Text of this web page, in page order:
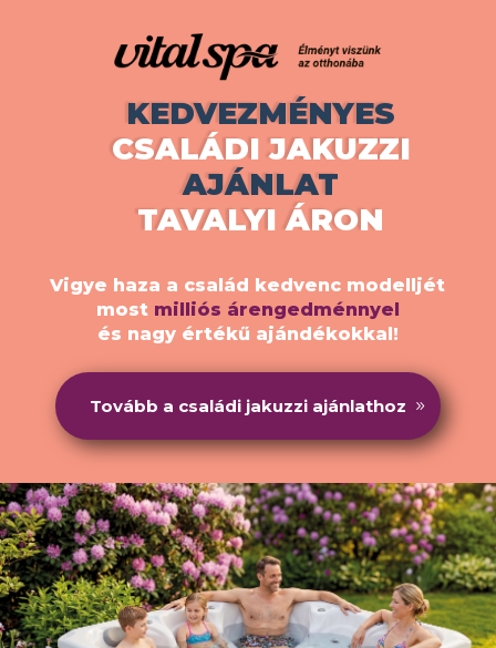
KEDVEZMÉNYES
CSALÁDI JAKUZZI
AJÁNLAT
TAVALYI ÁRON
Vigye haza a család kedvenc modelljét
most milliós árengedménnyel
és nagy értékű ajándékokkal!
Tovább a családi jakuzzi ajánlathoz